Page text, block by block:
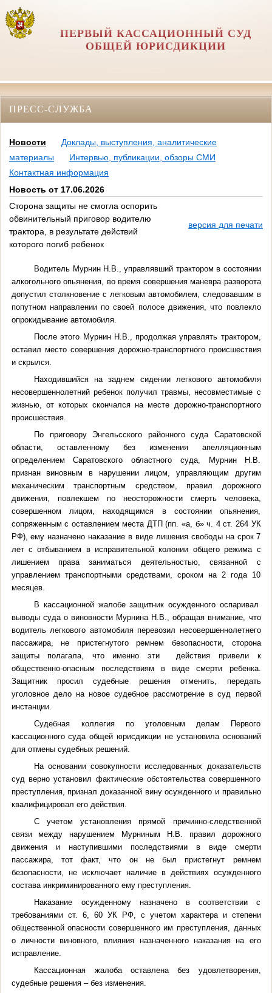
ПЕРВЫЙ КАССАЦИОННЫЙ СУД
ОБЩЕЙ ЮРИСДИКЦИИ
ПРЕСС-СЛУЖБА
Новости
Доклады, выступления, аналитические
материалы
Интервью, публикации, обзоры СМИ
Контактная информация
Новость от 17.06.2026
Сторона защиты не смогла оспорить
обвинительный приговор водителю
трактора, в результате действий
которого погиб ребенок
версия для печати
Водитель Мурнин Н.В., управлявший трактором в состоянии
алкогольного опьянения, во время совершения маневра разворота
допустил столкновение с легковым автомобилем, следовавшим в
попутном направлении по своей полосе движения, что повлекло
опрокидывание автомобиля.
После этого Мурнин Н.В., продолжая управлять трактором,
оставил место совершения дорожно-транспортного происшествия
и скрылся.
Находившийся на заднем сидении легкового автомобиля
несовершеннолетний ребенок получил травмы, несовместимые с
жизнью, от которых скончался на месте дорожно-транспортного
происшествия.
По приговору Энгельсского районного суда Саратовской
области, оставленному без изменения апелляционным
определением Саратовского областного суда, Мурнин Н.В.
признан виновным в нарушении лицом, управляющим другим
механическим транспортным средством, правил дорожного
движения, повлекшем по неосторожности смерть человека,
совершенном лицом, находящимся в состоянии опьянения,
сопряженным с оставлением места ДТП (пп. «а, б» ч. 4 ст. 264 УК
РФ), ему назначено наказание в виде лишения свободы на срок 7
лет с отбыванием в исправительной колонии общего режима с
лишением права заниматься деятельностью, связанной с
управлением транспортными средствами, сроком на 2 года 10
месяцев.
В кассационной жалобе защитник осужденного оспаривал
выводы суда о виновности Мурнина Н.В., обращая внимание, что
водитель легкового автомобиля перевозил несовершеннолетнего
пассажира, не пристегнутого ремнем безопасности, сторона
защиты полагала, что именно эти действия привели к
общественно-опасным последствиям в виде смерти ребенка.
Защитник просил судебные решения отменить, передать
уголовное дело на новое судебное рассмотрение в суд первой
инстанции.
Судебная коллегия по уголовным делам Первого
кассационного суда общей юрисдикции не установила оснований
для отмены судебных решений.
На основании совокупности исследованных доказательств
суд верно установил фактические обстоятельства совершенного
преступления, признал доказанной вину осужденного и правильно
квалифицировал его действия.
С учетом установления прямой причинно-следственной
связи между нарушением Мурниным Н.В. правил дорожного
движения и наступившими последствиями в виде смерти
пассажира, тот факт, что он не был пристегнут ремнем
безопасности, не исключает наличие в действиях осужденного
состава инкриминированного ему преступления.
Наказание осужденному назначено в соответствии с
требованиями ст. 6, 60 УК РФ, с учетом характера и степени
общественной опасности совершенного им преступления, данных
о личности виновного, влияния назначенного наказания на его
исправление.
Кассационная жалоба оставлена без удовлетворения,
судебные решения – без изменения.